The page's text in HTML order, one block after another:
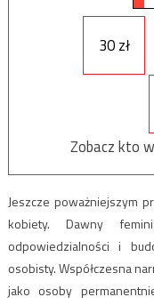
30 zł
Zobacz kto
Jeszcze poważniejszym
kobiety. Dawny
odpowiedzialności i
osobisty. Współczesna
jako osoby